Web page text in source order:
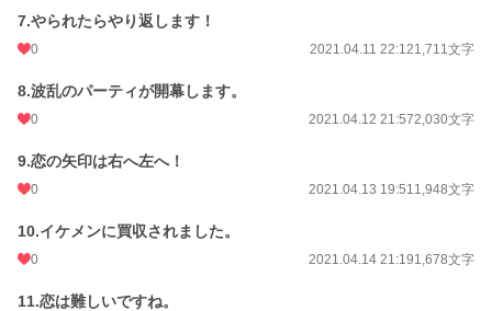
7.やられたらやり返します！
0 2021.04.11 22:121,711文字
8.波乱のパーティが開幕します。
0 2021.04.12 21:572,030文字
9.恋の矢印は右へ左へ！
0 2021.04.13 19:511,948文字
10.イケメンに買収されました。
0 2021.04.14 21:191,678文字
11.恋は難しいですね。